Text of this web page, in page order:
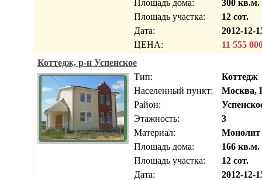
Площадь дома:
300 кв.м.
Площадь участка:
12 сот.
Дата:
2012-12-
ЦЕНА:
11 555
Коттедж, р-н Успенское
Тип:
Коттедж
Населенный пункт:
Москва,
Район:
Этажность:
3
Материал:
Монолит
Площадь дома:
166 кв.м.
Площадь участка:
12 сот.
Дата:
2012-12-